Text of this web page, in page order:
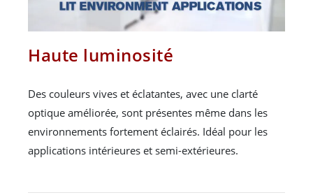
Haute luminosité
Des couleurs vives et éclatantes, avec une clarté
optique améliorée, sont présentes même dans les
environnements fortement éclairés. Idéal pour les
applications intérieures et semi-extérieures.